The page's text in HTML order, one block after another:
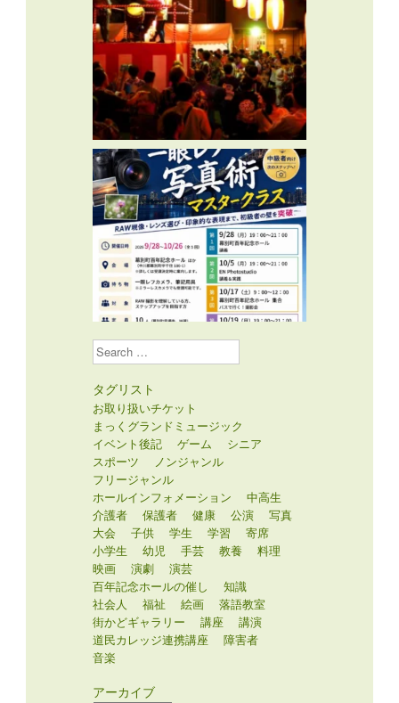
Search
タグリスト
お取り扱いチケット
まっくグランドミュージック
イベント後記
ゲーム
シニア
スポーツ
ノンジャンル
フリージャンル
ホールインフォメーション
中高生
介護者
保護者 健康 公演
写真
大会
子供 学生 学習
寄席
小学生
幼児 手芸 教養
料理
映画
演劇
演芸
百年記念ホールの催し
知識
社会人
福祉 絵画
落語教室
街かどギャラリー
講座
講演
道民カレッジ連携講座
障害者
音楽
アーカイブ